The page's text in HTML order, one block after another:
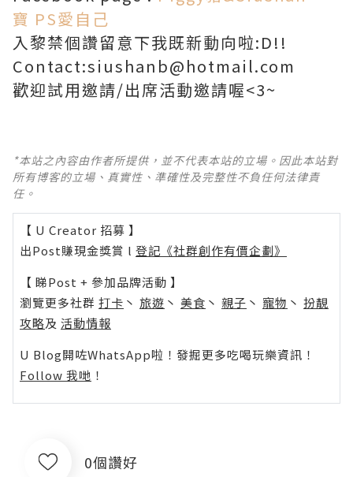
寶 PS愛自己
入黎禁個讚留意下我既新動向啦:D!!
Contact:siushanb@hotmail.com
歡迎試用邀請/出席活動邀請喔<3~
*本站之內容由作者所提供，並不代表本站的立場。因此本站對
所有博客的立場、真實性、準確性及完整性不負任何法律責
任。
【 U Creator 招募 】
出Post賺現金獎賞 l 登記《社群創作有價企劃》
【 睇Post + 參加品牌活動 】
瀏覽更多社群 打卡 丶 旅遊 丶 美食 丶 親子 丶 寵物 丶 扮靚
攻略及 活動情報
U Blog開咗WhatsApp啦！發掘更多吃喝玩樂資訊！
Follow 我哋 ！
0個讚好